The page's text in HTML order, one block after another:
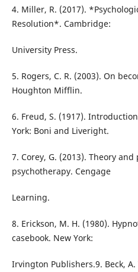
4. Miller, R. (2017).
Resolution*. Cambridge:
University Press.
5. Rogers, C. R. (2003). On
Houghton Mifflin.
6. Freud, S. (1917).
York: Boni and Liveright.
7. Corey, G. (2013). Theory
psychotherapy. Cengage
Learning.
8. Erickson, M. H. (1980).
casebook. New York:
Irvington Publishers.9. Beck,